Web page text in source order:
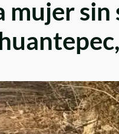
mujer sin